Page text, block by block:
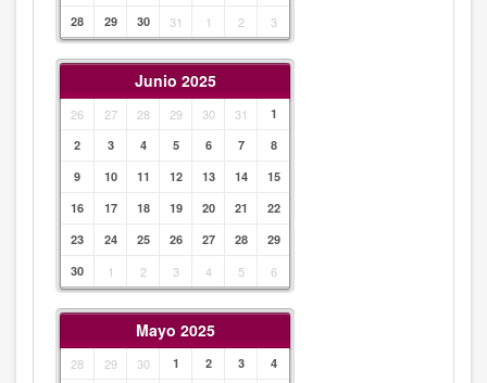
28
29 30 31 1 2 3
Junio 2025
26 27 28 29 30 31
1
2
3 4 5 6 7
8
9
10 11 12 13 14
15
16
17 18 19 20 21
22
23
24 25 26 27 28
29
30
1 2 3 4 5 6
Mayo 2025
28 29 30 1 2 3 4